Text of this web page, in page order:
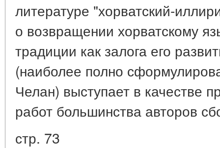
литературе "хорватский-
о возвращении хорватскому
традиции как залога его
(наиболее полно
Челан) выступает в качестве
работ большинства авторов
стр. 73